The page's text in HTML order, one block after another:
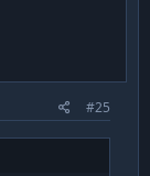
soporte
#25